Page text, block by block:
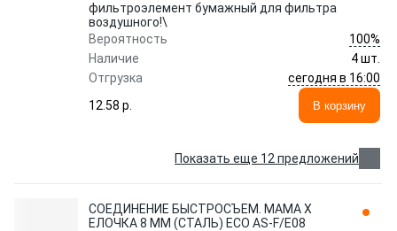
фильтроэлемент бумажный для фильтра
воздушного!\
Вероятность
100%
Наличие
4 шт.
Отгрузка
сегодня в 16:00
12.58 p.
В корзину
Показать еще 12 предложений
СОЕДИНЕНИЕ БЫСТРОСЪЕМ. МАМА Х
ЕЛОЧКА 8 ММ (СТАЛЬ) ECO AS-F/E08